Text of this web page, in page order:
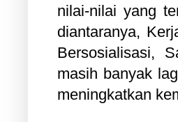
nilai-nilai yang
diantaranya,
Bersosialisasi,
masih banyak
meningkatkan